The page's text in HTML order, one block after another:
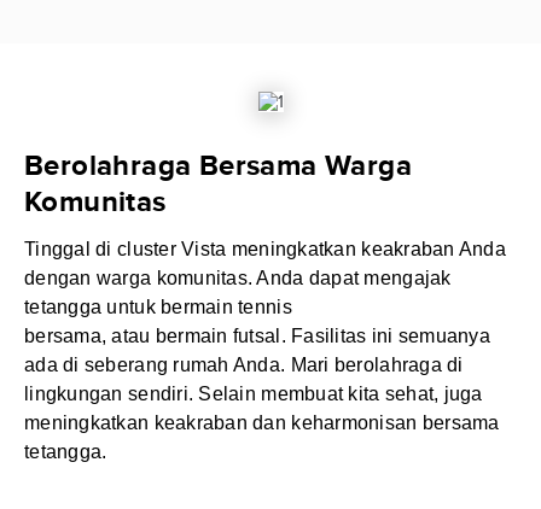
Berolahraga Bersama Warga
Komunitas
Tinggal di cluster Vista meningkatkan keakraban Anda
dengan warga komunitas. Anda dapat mengajak
tetangga untuk bermain tennis
bersama, atau bermain futsal. Fasilitas ini semuanya
ada di seberang rumah Anda. Mari berolahraga di
lingkungan sendiri. Selain membuat kita sehat, juga
meningkatkan keakraban dan keharmonisan bersama
tetangga.